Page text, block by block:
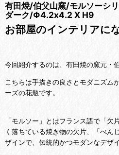
有田焼/伯父山窯/モルソーシ
ダーク/Φ4.2x4.2 X H9
お部屋のインテリア
今回紹介するのは、有田焼の窯元・
こちらは手描きの良さとモダニズム
ーズの花瓶です。
「モルソー」とはフランス語で「欠
く落ちている焼き物の欠片、「べん
ザインで、伝統的かつモダンなデザイ